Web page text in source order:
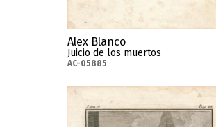
Alex Blanco
Juicio de los muertos
AC-05885